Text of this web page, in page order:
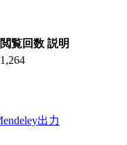
閲覧回数 説明
1,264
出力